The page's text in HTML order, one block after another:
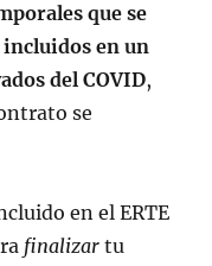
que se
en un
del COVID,
se
en el ERTE
finalizar tu